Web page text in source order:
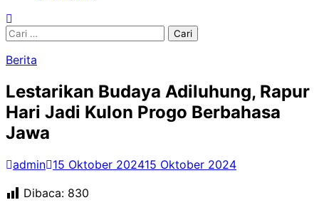
Cari
Berita
Lestarikan Budaya Adiluhung, Rapur
Hari Jadi Kulon Progo Berbahasa
Jawa
admin 15 Oktober 202415 Oktober 2024
Dibaca: 830